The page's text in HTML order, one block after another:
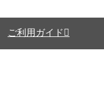
ご利用ガイド